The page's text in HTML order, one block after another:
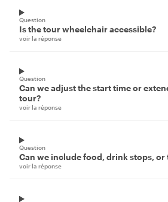
Question
Is the tour wheelchair accessible?
voir la réponse
Question
Can we adjust the start time or
tour?
voir la réponse
Question
Can we include food, drink stops, or
voir la réponse